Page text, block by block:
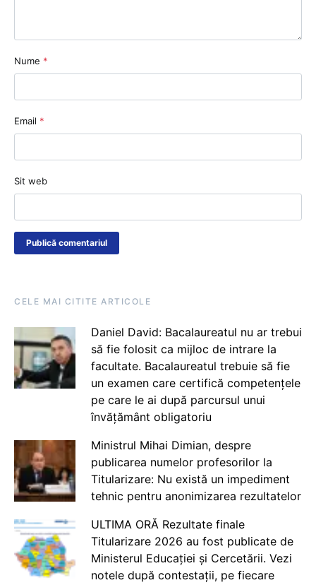
Nume *
Email *
Sit web
CELE MAI CITITE ARTICOLE
Daniel David: Bacalaureatul nu ar trebui
să fie folosit ca mijloc de intrare la
facultate. Bacalaureatul trebuie să fie
un examen care certifică competențele
pe care le ai după parcursul unui
învățământ obligatoriu
Ministrul Mihai Dimian, despre
publicarea numelor profesorilor la
Titularizare: Nu există un impediment
tehnic pentru anonimizarea rezultatelor
ULTIMA ORĂ Rezultate finale
Titularizare 2026 au fost publicate de
Ministerul Educației și Cercetării. Vezi
notele după contestații, pe fiecare